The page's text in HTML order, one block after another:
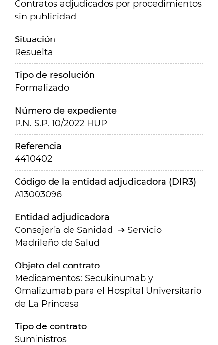
Contratos adjudicados por procedimientos
sin publicidad
Situación
Resuelta
Tipo de resolución
Formalizado
Número de expediente
P.N. S.P. 10/2022 HUP
Referencia
4410402
Código de la entidad adjudicadora (DIR3)
A13003096
Entidad adjudicadora
Consejería de Sanidad
Servicio
Madrileño de Salud
Objeto del contrato
Medicamentos: Secukinumab y
Omalizumab para el Hospital Universitario
de La Princesa
Tipo de contrato
Suministros